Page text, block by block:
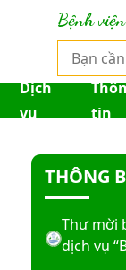
Bệnh
Dịch
vụ
tin
THÔNG
Thư mời
nhà bảo
Thư mời
nước
Thư mời
sơ bệnh
Thư mời
dịch vụ